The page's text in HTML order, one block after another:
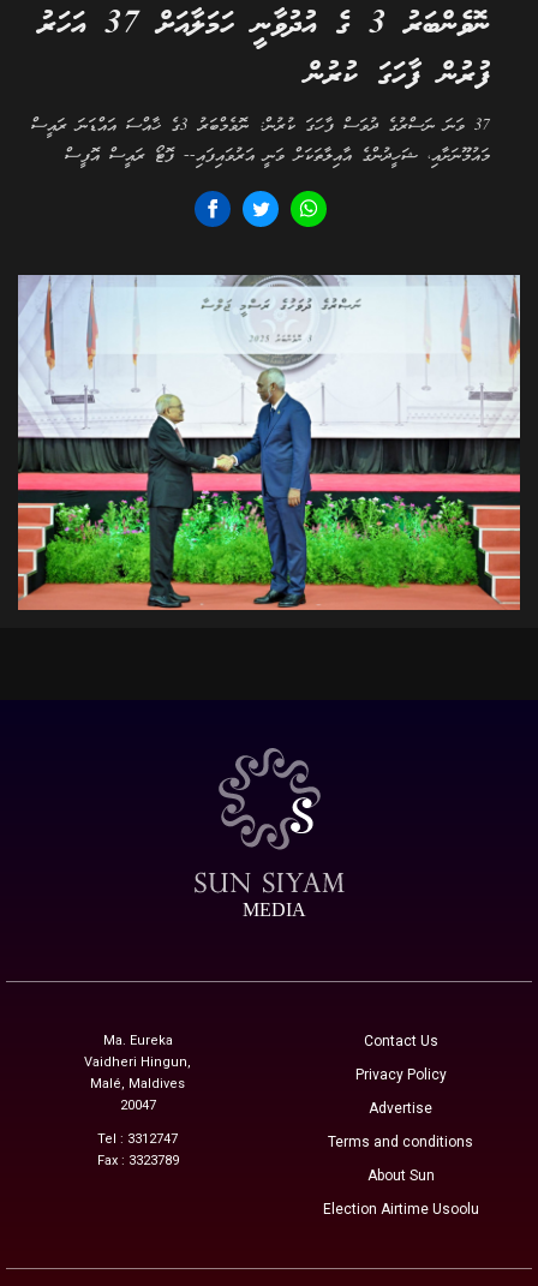
ނޮވެންބަރު 3 ގެ އުދުވާނީ ހަމަލާއަށް 37 އަހަރު
ފުރުން ފާހަގަ ކުރުން
37 ވަނަ ނަސްރުގެ ދުވަސް ފާހަގަ ކުރުން: ނޮވެމްބަރު 3ގެ ޚާއްސަ އައްޑަނަ ރައީސް
މައުމޫނަށާއި، ޝަހީދުންގެ އާއިލާތަކަށް ވަނީ އަރުވައިފައި-- ފޮޓޯ ރައީސް އޮފީސް
MEDIA
Ma. Eureka
Vaidheri Hingun,
Malé, Maldives
20047
Tel : 3312747
Fax : 3323789
Contact Us
Privacy Policy
Advertise
Terms and conditions
About Sun
Election Airtime Usoolu